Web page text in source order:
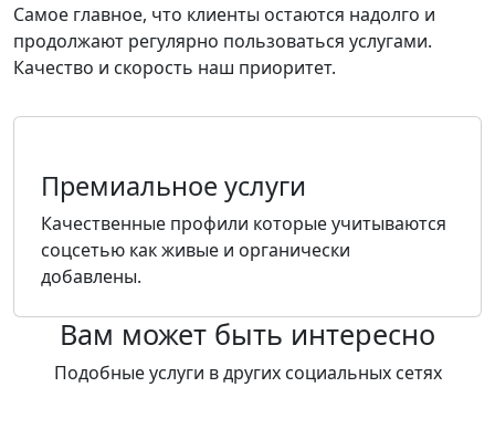
Cамое главное, что клиенты остаются надолго и
продолжают регулярно пользоваться услугами.
Качество и скорость наш приоритет.
Премиальное услуги
Качественные профили которые учитываются
соцсетью как живые и органически
добавлены.
Вам может быть интересно
Подобные услуги в других социальных сетях